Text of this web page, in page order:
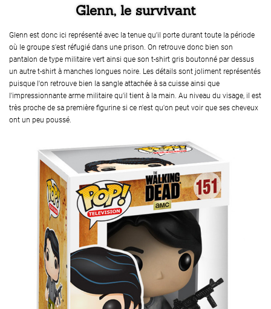
Glenn, le survivant
Glenn est donc ici représenté avec la tenue qu'il porte durant toute la période
où le groupe s'est réfugié dans une prison. On retrouve donc bien son
pantalon de type militaire vert ainsi que son t-shirt gris boutonné par dessus
un autre t-shirt à manches longues noire. Les détails sont joliment représentés
puisque l'on retrouve bien la sangle attachée à sa cuisse ainsi que
l'impressionnante arme militaire qu'il tient à la main. Au niveau du visage, il est
très proche de sa première figurine si ce n'est qu'on peut voir que ses cheveux
ont un peu poussé.